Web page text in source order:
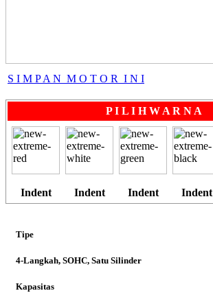
SH 150i
PCX Hybrid
S I M P A N M O T O R I N I
P I L I H W A R N A
Indent Indent Indent Indent
Tipe
4-Langkah, SOHC, Satu Silinder
Kapasitas